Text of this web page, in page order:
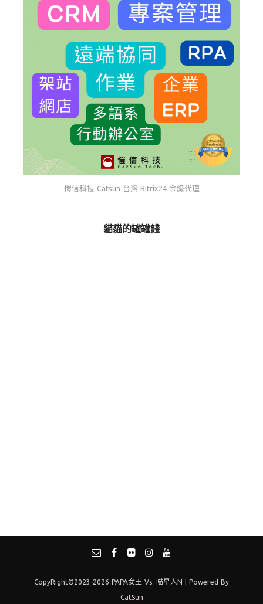
愷信科技 Catsun 台灣 Bitrix24 金級代理
貓貓的罐罐錢
CopyRight©2023-2026 PAPA女王 Vs. 喵星人N | Powered By
CatSun